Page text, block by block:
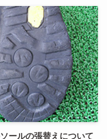
ールの張替えについて